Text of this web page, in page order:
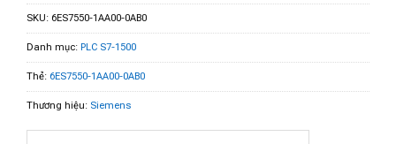
SKU: 6ES7550-1AA00-0AB0
Danh mục: PLC S7-1500
Thẻ: 6ES7550-1AA00-0AB0
Thương hiệu: Siemens